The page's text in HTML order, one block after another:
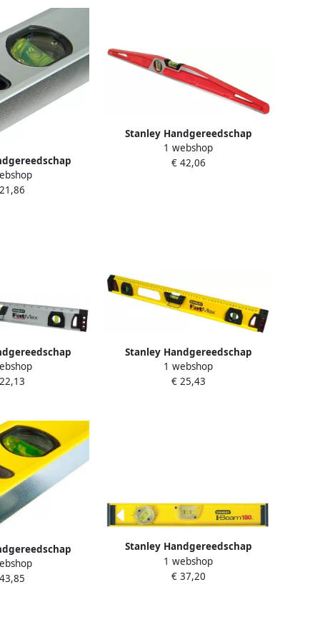
Classic
STHT1-43111
Stanley Handgereedschap
FatMax MLH Waterpas | 600mm
1-42-314
1 webshop
€ 42,06
Magnetische
cm 1-43-554
Stanley Handgereedschap
FatMax I-beam Waterpas | 120
cm 1-43-555
1 webshop
€ 25,43
Classic |
43108
Stanley Handgereedschap
Waterpas I-Beam 1000mm 3L met
180° Libel 1-42-922
1 webshop
€ 37,20